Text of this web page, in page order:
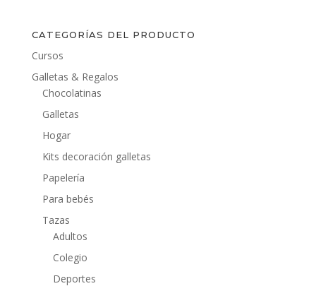
CATEGORÍAS DEL PRODUCTO
Cursos
Galletas & Regalos
Chocolatinas
Galletas
Hogar
Kits decoración galletas
Papelería
Para bebés
Tazas
Adultos
Colegio
Deportes